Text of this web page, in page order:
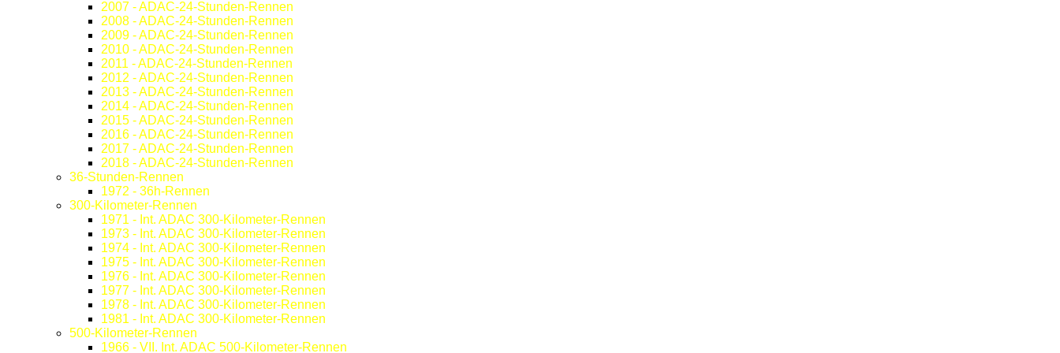
2007 - ADAC-24-Stunden-Rennen
2008 - ADAC-24-Stunden-Rennen
2009 - ADAC-24-Stunden-Rennen
2010 - ADAC-24-Stunden-Rennen
2011 - ADAC-24-Stunden-Rennen
2012 - ADAC-24-Stunden-Rennen
2013 - ADAC-24-Stunden-Rennen
2014 - ADAC-24-Stunden-Rennen
2015 - ADAC-24-Stunden-Rennen
2016 - ADAC-24-Stunden-Rennen
2017 - ADAC-24-Stunden-Rennen
2018 - ADAC-24-Stunden-Rennen
36-Stunden-Rennen
1972 - 36h-Rennen
300-Kilometer-Rennen
1971 - Int. ADAC 300-Kilometer-Rennen
1973 - Int. ADAC 300-Kilometer-Rennen
1974 - Int. ADAC 300-Kilometer-Rennen
1975 - Int. ADAC 300-Kilometer-Rennen
1976 - Int. ADAC 300-Kilometer-Rennen
1977 - Int. ADAC 300-Kilometer-Rennen
1978 - Int. ADAC 300-Kilometer-Rennen
1981 - Int. ADAC 300-Kilometer-Rennen
500-Kilometer-Rennen
1966 - VII. Int. ADAC 500-Kilometer-Rennen